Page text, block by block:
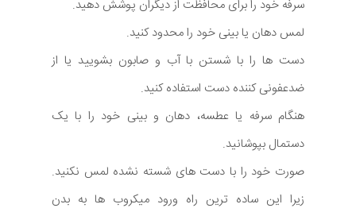
سرفه خود را برای محافظت از دیگران پوشش دهید.
لمس دهان یا بینی خود را محدود کنید.
دست ها را با شستن با آب و صابون بشویید یا از
ضدعفونی کننده دست استفاده کنید.
هنگام سرفه یا عطسه، دهان و بینی خود را با یک
دستمال بپوشانید.
صورت خود را با دست های شسته نشده لمس نکنید.
زیرا این ساده ترین راه ورود میکروب ها به بدن